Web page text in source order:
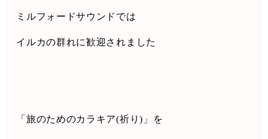
ミルフォードサウンドでは
イルカの群れに歓迎されました
「旅のためのカラキア(祈り) 」を